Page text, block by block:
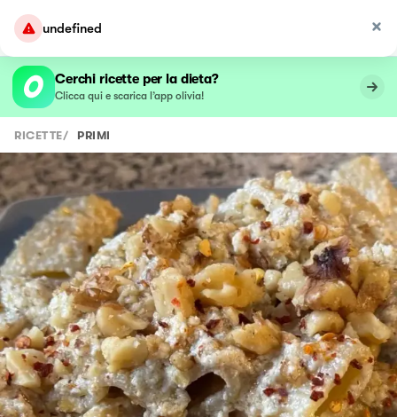
undefined
Cerchi ricette per la dieta?
Clicca qui e scarica l’app olivia!
RICETTE/ PRIMI